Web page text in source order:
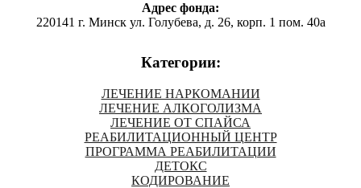
Адрес фонда:
220141 г. Минск ул. Голубева, д. 26, корп. 1 пом. 40а
Категории:
ЛЕЧЕНИЕ НАРКОМАНИИ
ЛЕЧЕНИЕ АЛКОГОЛИЗМА
ЛЕЧЕНИЕ ОТ СПАЙСА
РЕАБИЛИТАЦИОННЫЙ ЦЕНТР
ПРОГРАММА РЕАБИЛИТАЦИИ
ДЕТОКС
КОДИРОВАНИЕ